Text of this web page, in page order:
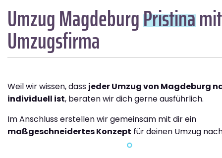
Umzug MagdeburgPristina
Umzugsfirma
Weil wir wissen, dass jeder Umzug von Magdeburg
individuell ist, beraten wir dich gerne ausführlich.
Im Anschluss erstellen wir gemeinsam mit dir ein
maßgeschneidertes Konzept für deinen Umzug